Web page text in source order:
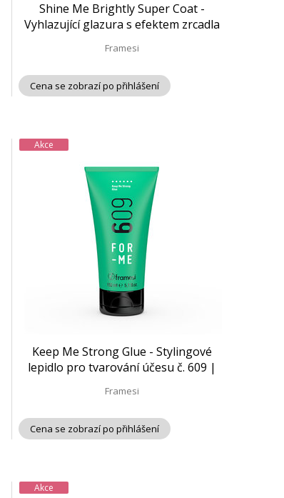
Shine Me Brightly Super Coat -
Vyhlazující glazura s efektem zrcadla
Framesi
Cena se zobrazí po přihlášení
Akce
Keep Me Strong Glue - Stylingové
lepidlo pro tvarování účesu č. 609 |
Framesi
Cena se zobrazí po přihlášení
Akce